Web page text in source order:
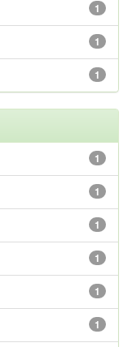
1
1
1
1
1
1
1
1
1